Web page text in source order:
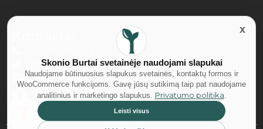
info@skonioburtai.lt
Socialiniai tinklai
Skonio Burtai svetainėje naudojami slapukai
Naudojame būtinuosius slapukus svetainės, kontaktų formos ir
WooCommerce funkcijoms. Gavę jūsų sutikimą taip pat naudojame
analitinius ir marketingo slapukus. Privatumo politika.
Leisti visus